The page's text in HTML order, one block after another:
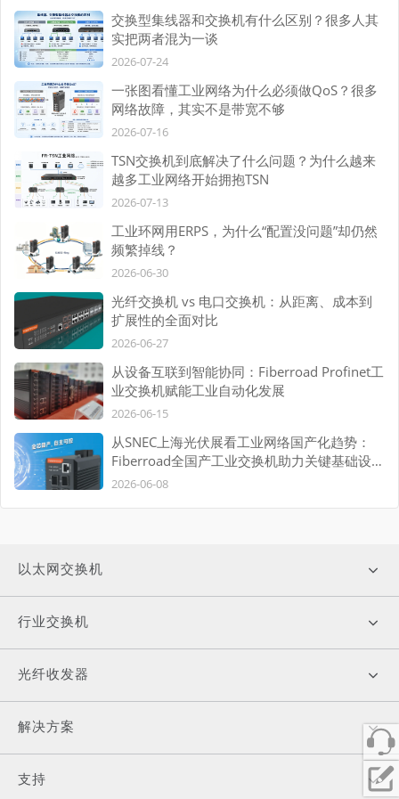
交换型集线器和交换机有什么区别？很多人其
实把两者混为一谈
2026-07-24
一张图看懂工业网络为什么必须做QoS？很多
网络故障，其实不是带宽不够
2026-07-16
TSN交换机到底解决了什么问题？为什么越来
越多工业网络开始拥抱TSN
2026-07-13
工业环网用ERPS，为什么“配置没问题”却仍然
频繁掉线？
2026-06-30
光纤交换机 vs 电口交换机：从距离、成本到
扩展性的全面对比
2026-06-27
从设备互联到智能协同：Fiberroad Profinet工
业交换机赋能工业自动化发展
2026-06-15
从SNEC上海光伏展看工业网络国产化趋势：
Fiberroad全国产工业交换机助力关键基础设施
自主可控
2026-06-08
以太网交换机
行业交换机
光纤收发器
解决方案
支持